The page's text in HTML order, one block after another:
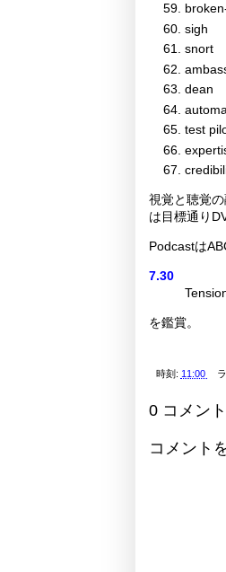
sigh
snort
dean
test
視覚と聴覚
は目標通り
Podcastは
7.30
を鑑賞。
時刻: 11:00
0 コメン
コメント